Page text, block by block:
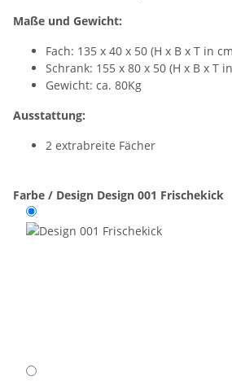
Maße und Gewicht:
Fach: 135 x 40 x 50 (H x B x T in
Schrank: 155 x 80 x 50 (H x B x T
Gewicht: ca. 80Kg
Ausstattung:
2 extrabreite Fächer
Farbe / Design Design 001 Frischekick